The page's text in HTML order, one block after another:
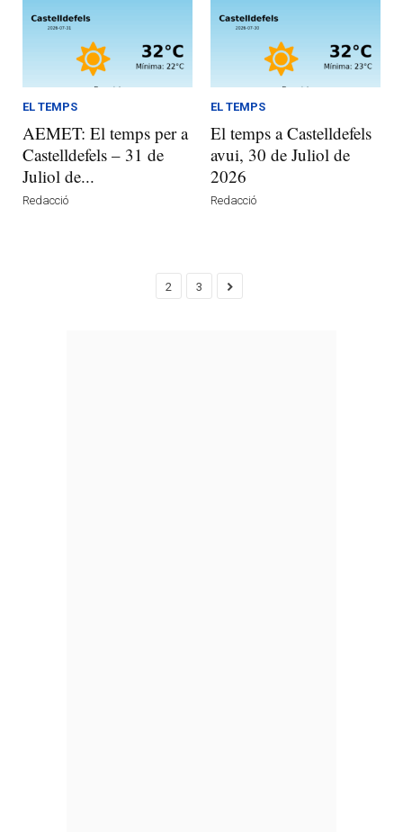
EL TEMPS
AEMET: El temps per a
Castelldefels – 31 de
Juliol de...
Redacció
EL TEMPS
El temps a Castelldefels
avui, 30 de Juliol de
2026
Redacció
2 3